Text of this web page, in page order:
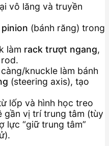
vô lăng và truyền
pinion (bánh răng) trong
làm rack trượt ngang,
knuckle làm bánh
(steering axis), tạo
lốp và hình học treo
gần vị trí trung tâm (tùy
lực “giữ trung tâm”